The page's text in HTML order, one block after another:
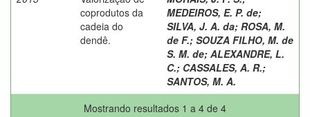
coprodutos da
cadeia do
dendê.
MEDEIROS, E. P. de;
SILVA, J. A. da; ROSA, M.
de F.; SOUZA FILHO, M. de
S. M. de; ALEXANDRE, L.
C.; CASSALES, A. R.;
SANTOS, M. A.
Mostrando resultados 1 a 4 de 4